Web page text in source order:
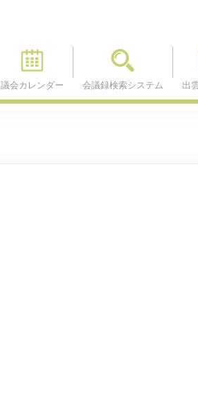
議会カレンダー 会議録検索システム 出